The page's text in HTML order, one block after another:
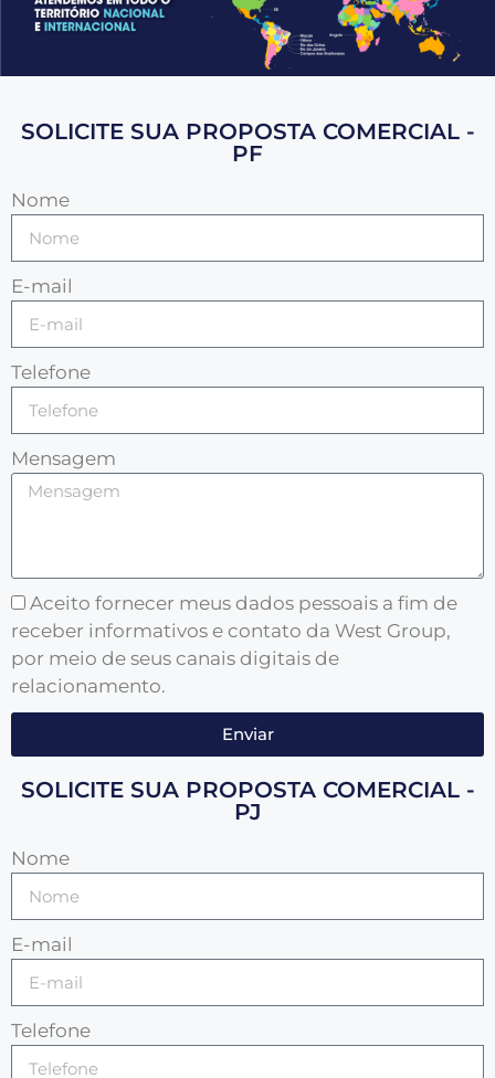
SOLICITE SUA PROPOSTA COMERCIAL -
PF
Nome
E-mail
Telefone
Mensagem
Aceito fornecer meus dados pessoais a fim de
receber informativos e contato da West Group,
por meio de seus canais digitais de
relacionamento.
Enviar
SOLICITE SUA PROPOSTA COMERCIAL -
PJ
Nome
E-mail
Telefone